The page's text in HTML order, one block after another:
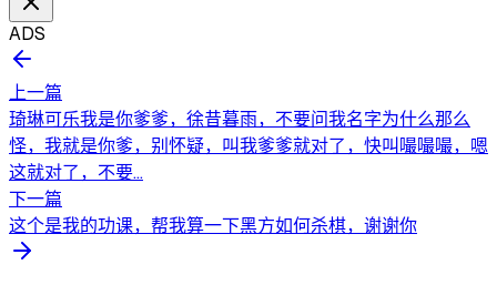
ADS
上一篇
琦琳可乐我是你爹爹，徐昔暮雨，不要问我名字为什么那么
怪，我就是你爹，别怀疑，叫我爹爹就对了，快叫嘬嘬嘬，嗯
这就对了，不要...
下一篇
这个是我的功课，帮我算一下黑方如何杀棋，谢谢你